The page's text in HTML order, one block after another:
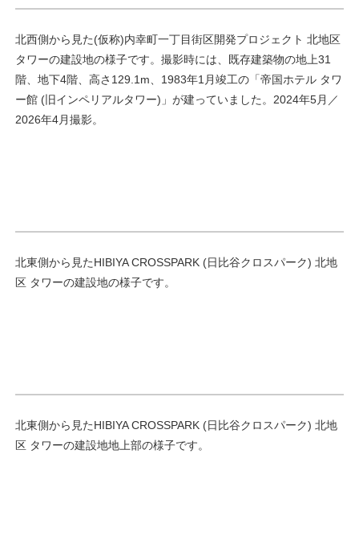
北西側から見た(仮称)内幸町一丁目街区開発プロジェクト 北地区
タワーの建設地の様子です。撮影時には、既存建築物の地上31
階、地下4階、高さ129.1m、1983年1月竣工の「帝国ホテル タワ
ー館 (旧インペリアルタワー)」が建っていました。2024年5月／
2026年4月撮影。
北東側から見たHIBIYA CROSSPARK (日比谷クロスパーク) 北地
区 タワーの建設地の様子です。
北東側から見たHIBIYA CROSSPARK (日比谷クロスパーク) 北地
区 タワーの建設地地上部の様子です。